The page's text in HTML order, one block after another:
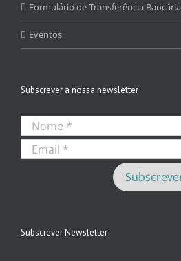
Formulário de Transferência Bancária
Eventos
Subscrever a nossa newsletter
Subscrever Newsletter